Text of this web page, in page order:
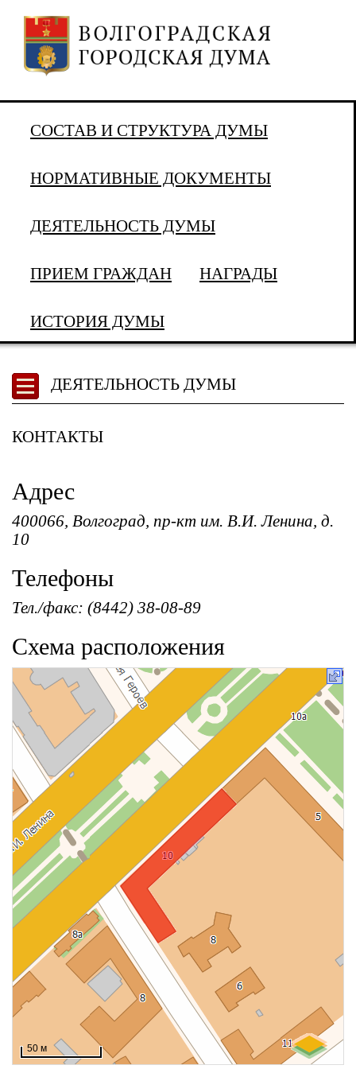
СОСТАВ И СТРУКТУРА ДУМЫ
НОРМАТИВНЫЕ ДОКУМЕНТЫ
ДЕЯТЕЛЬНОСТЬ ДУМЫ
ПРИЕМ ГРАЖДАН НАГРАДЫ
ИСТОРИЯ ДУМЫ
ДЕЯТЕЛЬНОСТЬ ДУМЫ
КОНТАКТЫ
Адрес
400066, Волгоград, пр-кт им. В.И. Ленина, д.
10
Телефоны
Тел./факс: (8442) 38-08-89
Схема расположения